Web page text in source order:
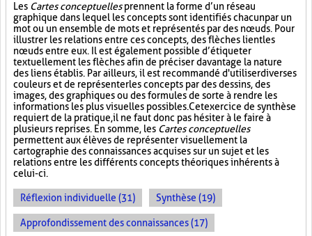
Les Cartes conceptuellesprennent la forme d’un réseau
graphique dans lequel les concepts sont identifiés chacun par un
mot ou un ensemble de mots et représentés par des nœuds. Pour
illustrer les relations entre ces concepts, des flèches lient les
nœuds entre eux. Il est également possible d’étiqueter
textuellement les flèches afin de préciser davantage la nature
des liens établis. Par ailleurs, il est recommandé d'utiliser diverses
couleurs et de représenter les concepts par des dessins, des
images, des graphiques ou des formules de sorte à rendre les
informations les plus visuelles possibles. Cet exercice de synthèse
requiert de la pratique, il ne faut donc pas hésiter à le faire à
plusieurs reprises. En somme, les Cartes conceptuelles
permettent aux élèves de représenter visuellement la
cartographie des connaissances acquises sur un sujet et les
relations entre les différents concepts théoriques inhérents à
celui-ci.
Réflexion individuelle (31) Synthèse (19)
Approfondissement des connaissances (17)